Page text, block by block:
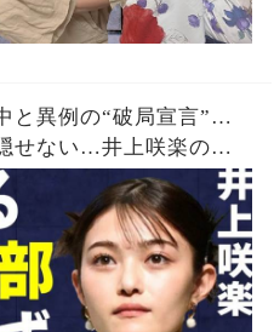
と異例の“破局宣言”…
せない…井上咲楽の介